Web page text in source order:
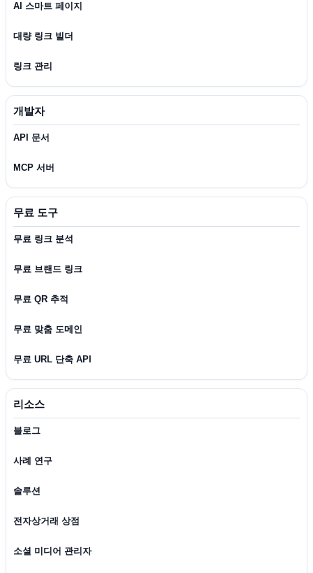
AI 스마트 페이지
대량 링크 빌더
링크 관리
개발자
API 문서
MCP 서버
무료 도구
무료 링크 분석
무료 브랜드 링크
무료 QR 추적
무료 맞춤 도메인
무료 URL 단축 API
리소스
블로그
사례 연구
솔루션
전자상거래 상점
소셜 미디어 관리자